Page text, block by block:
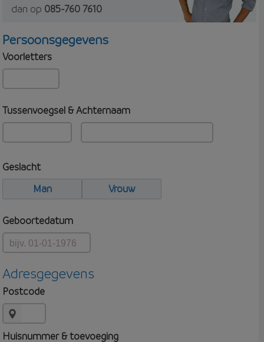
dan op 085-760 7610
Persoonsgegevens
Voorletters
Tussenvoegsel & Achternaam
Geslacht
Man
Vrouw
Geboortedatum
Adresgegevens
Postcode
Huisnummer & toevoeging